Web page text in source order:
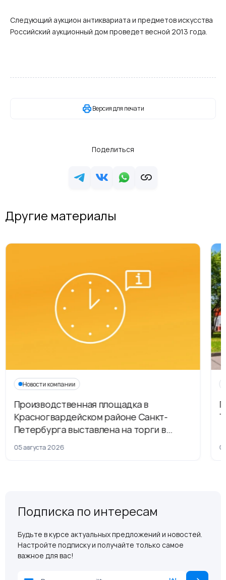
Следующий аукцион антиквариата и предметов искусства
Российский аукционный дом проведет весной 2013 года.
Версия для печати
Поделиться
Другие материалы
Новости компании
Производственная площадка в
Красногвардейском районе Санкт-
Петербурга выставлена на торги в
рамках приватизации
05 августа 2026
Подписка по интересам
Будьте в курсе актуальных предложений и новостей.
Настройте подписку и получайте только самое
важное для вас!